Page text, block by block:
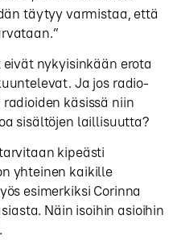
täytyy varmistaa, että
nykyisinkään erota
Ja jos radio-
käsissä niin
sisältöjen laillisuutta?
kipeästi
yhteinen kaikille
esimerkiksi Corinna
Näin isoihin asioihin